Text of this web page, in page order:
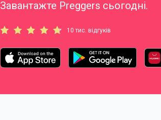
Завантажте Preggers сьогодні.
10 тис. відгуків